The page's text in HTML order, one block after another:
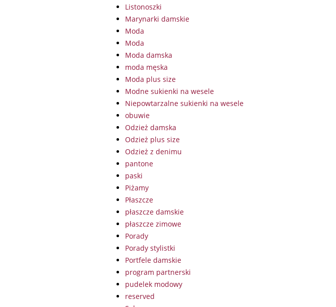
Listonoszki
Marynarki damskie
Moda
Moda
Moda damska
moda męska
Moda plus size
Modne sukienki na wesele
Niepowtarzalne sukienki na wesele
obuwie
Odzież damska
Odzież plus size
Odzież z denimu
pantone
paski
Piżamy
Płaszcze
płaszcze damskie
płaszcze zimowe
Porady
Porady stylistki
Portfele damskie
program partnerski
pudelek modowy
reserved